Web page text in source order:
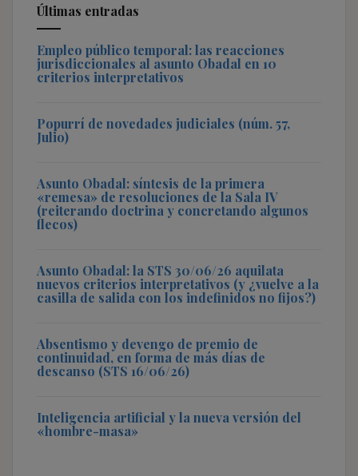
Últimas entradas
Empleo público temporal: las reacciones
jurisdiccionales al asunto Obadal en 10
criterios interpretativos
Popurrí de novedades judiciales (núm. 57,
Julio)
Asunto Obadal: síntesis de la primera
«remesa» de resoluciones de la Sala IV
(reiterando doctrina y concretando algunos
flecos)
Asunto Obadal: la STS 30/06/26 aquilata
nuevos criterios interpretativos (y ¿vuelve a la
casilla de salida con los indefinidos no fijos?)
Absentismo y devengo de premio de
continuidad, en forma de más días de
descanso (STS 16/06/26)
Inteligencia artificial y la nueva versión del
«hombre-masa»